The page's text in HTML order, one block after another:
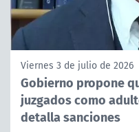
Viernes 3 de julio de 2026
Gobierno propone
juzgados como
detalla sanciones